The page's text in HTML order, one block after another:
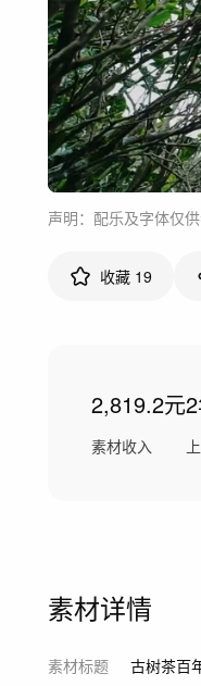
声明：配乐及字体仅
收藏 19
2,819.2元
素材收入
素材详情
素材标题
古树茶百